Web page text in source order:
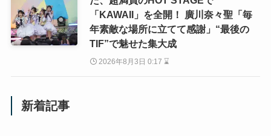
「KAWAII」を全開！ 廣川奈々聖「毎
年素敵な場所に立てて感謝」“最後の
TIF”で魅せた集大成
2026年8月3日 0:17 ⌛
新着記事